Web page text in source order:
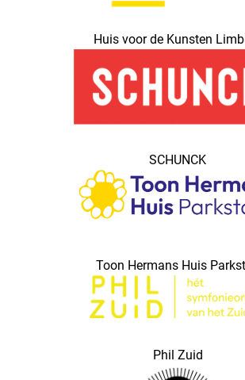
Huis voor de Kunsten
SCHUNCK
Toon Hermans Huis
Phil Zuid